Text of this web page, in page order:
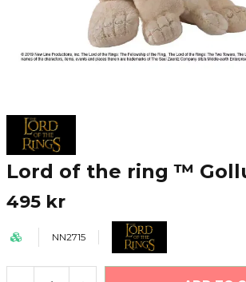
Lord of the ring ™
495 kr
NN2715